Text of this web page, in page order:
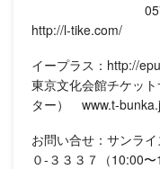
0570-084-
http://l-tike.com/
イープラス：http://
東京文化会館チケッ
ター） www.t-
お問い合せ：サンラ
０-３３３７（10:00〜